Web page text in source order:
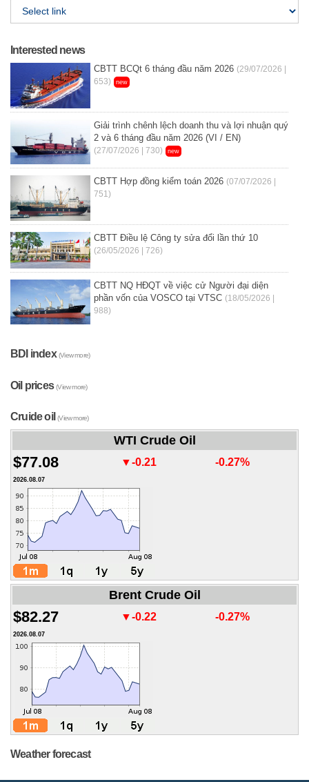
Interested news
CBTT BCQt 6 tháng đầu năm 2026 (29/07/2026 |
653)
new
Giải trình chênh lệch doanh thu và lợi nhuận quý
2 và 6 tháng đầu năm 2026 (VI / EN)
(27/07/2026 | 730) new
CBTT Hợp đồng kiểm toán 2026 (07/07/2026 |
751)
CBTT Điều lệ Công ty sửa đổi lần thứ 10
(26/05/2026 | 726)
CBTT NQ HĐQT về việc cử Người đại diện
phần vốn của VOSCO tại VTSC (18/05/2026 |
988)
BDI index(View more)
Oil prices(View more)
Cruide oil(View more)
WTI Crude Oil
$77.08 ▼-0.21 -0.27%
2026.08.07
Brent Crude Oil
$82.27 ▼-0.22 -0.27%
2026.08.07
Weather forecast